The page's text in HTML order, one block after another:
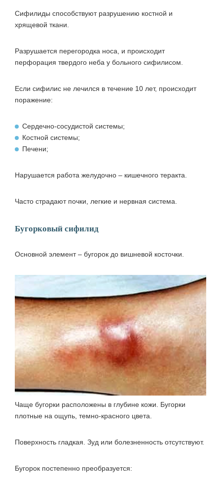
Сифилиды способствуют разрушению костной и
хрящевой ткани.
Разрушается перегородка носа, и происходит
перфорация твердого неба у больного сифилисом.
Если сифилис не лечился в течение 10 лет, происходит
поражение:
Сердечно-сосудистой системы;
Костной системы;
Печени;
Нарушается работа желудочно – кишечного теракта.
Часто страдают почки, легкие и нервная система.
Бугорковый сифилид
Основной элемент – бугорок до вишневой косточки.
Чаще бугорки расположены в глубине кожи. Бугорки
плотные на ощупь, темно-красного цвета.
Поверхность гладкая. Зуд или болезненность отсутствуют.
Бугорок постепенно преобразуется: